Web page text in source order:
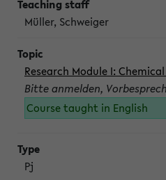
Müller, Schweiger
Research Module I:
Bitte anmelden,
Course taught in English
Pj